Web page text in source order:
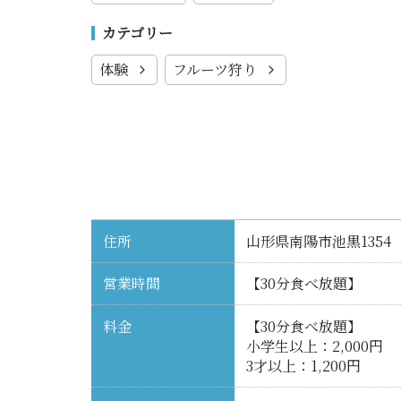
カテゴリー
体験
フルーツ狩り
住所 山形県南陽市池黒1354
営業時間 【30分食べ放題】
料金
【30分食べ放題】
小学生以上：2,000円
3才以上：1,200円